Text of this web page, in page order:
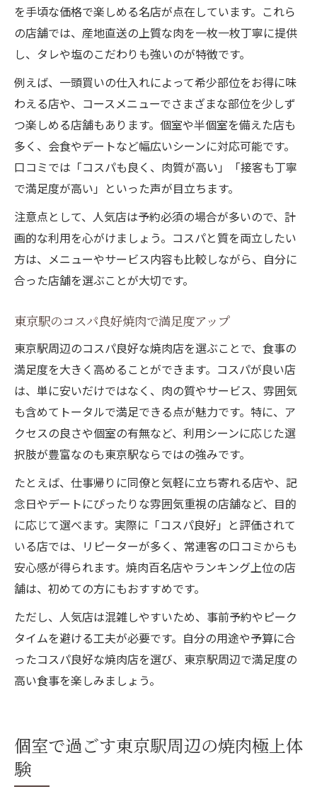
を手頃な価格で楽しめる名店が点在しています。これら
の店舗では、産地直送の上質な肉を一枚一枚丁寧に提供
し、タレや塩のこだわりも強いのが特徴です。
例えば、一頭買いの仕入れによって希少部位をお得に味
わえる店や、コースメニューでさまざまな部位を少しず
つ楽しめる店舗もあります。個室や半個室を備えた店も
多く、会食やデートなど幅広いシーンに対応可能です。
口コミでは「コスパも良く、肉質が高い」「接客も丁寧
で満足度が高い」といった声が目立ちます。
注意点として、人気店は予約必須の場合が多いので、計
画的な利用を心がけましょう。コスパと質を両立したい
方は、メニューやサービス内容も比較しながら、自分に
合った店舗を選ぶことが大切です。
東京駅のコスパ良好焼肉で満足度アップ
東京駅周辺のコスパ良好な焼肉店を選ぶことで、食事の
満足度を大きく高めることができます。コスパが良い店
は、単に安いだけではなく、肉の質やサービス、雰囲気
も含めてトータルで満足できる点が魅力です。特に、ア
クセスの良さや個室の有無など、利用シーンに応じた選
択肢が豊富なのも東京駅ならではの強みです。
たとえば、仕事帰りに同僚と気軽に立ち寄れる店や、記
念日やデートにぴったりな雰囲気重視の店舗など、目的
に応じて選べます。実際に「コスパ良好」と評価されて
いる店では、リピーターが多く、常連客の口コミからも
安心感が得られます。焼肉百名店やランキング上位の店
舗は、初めての方にもおすすめです。
ただし、人気店は混雑しやすいため、事前予約やピーク
タイムを避ける工夫が必要です。自分の用途や予算に合
ったコスパ良好な焼肉店を選び、東京駅周辺で満足度の
高い食事を楽しみましょう。
個室で過ごす東京駅周辺の焼肉極上体
験